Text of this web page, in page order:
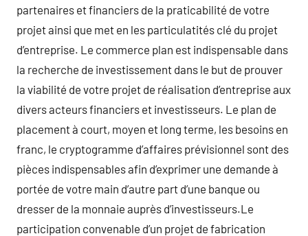
partenaires et financiers de la praticabilité de votre
projet ainsi que met en les particulatités clé du projet
d’entreprise. Le commerce plan est indispensable dans
la recherche de investissement dans le but de prouver
la viabilité de votre projet de réalisation d’entreprise aux
divers acteurs financiers et investisseurs. Le plan de
placement à court, moyen et long terme, les besoins en
franc, le cryptogramme d’affaires prévisionnel sont des
pièces indispensables afin d’exprimer une demande à
portée de votre main d’autre part d’une banque ou
dresser de la monnaie auprès d’investisseurs.Le
participation convenable d’un projet de fabrication